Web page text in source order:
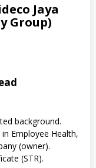
Jaya
Group)
background.
Employee Health,
(owner).
(STR).